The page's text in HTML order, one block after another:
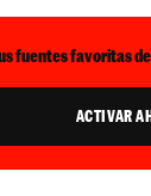
fuentes favoritas
ACTIVAR